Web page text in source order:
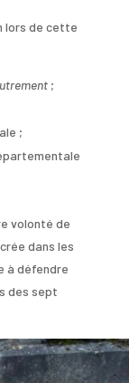
lors de cette
;
;
volonté de
dans les
à défendre
des sept